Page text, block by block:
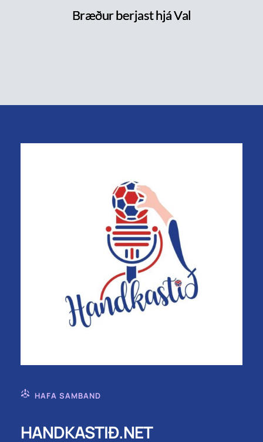
Bræður berjast hjá Val
HAFA SAMBAND
HANDKASTIÐ.NET